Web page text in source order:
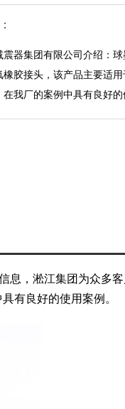
震器集团有限公司介绍：
橡胶接头，该产品主要适
我厂的案例中具有良好的
息，淞江集团为众多
有良好的使用案例。